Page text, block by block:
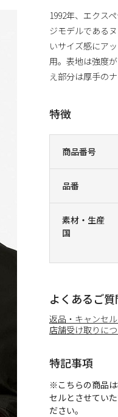
商品番号
品番
素材・生産
国
1992年、エクス
ジモデルである
いサイズ感にア
用。表地は強度
え部分は厚手の
特徴
よくあるご質
返品・キャンセ
店舗受け取りに
特記事項
※こちらの商品
セルとさせてい
ださい。